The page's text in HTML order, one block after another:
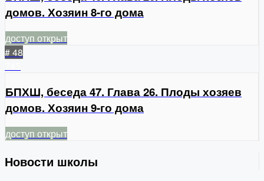
домов. Хозяин 8-го дома
доступ открыт
# 48
БПХШ, беседа 47. Глава 26. Плоды хозяев
домов. Хозяин 9-го дома
доступ открыт
Новости школы